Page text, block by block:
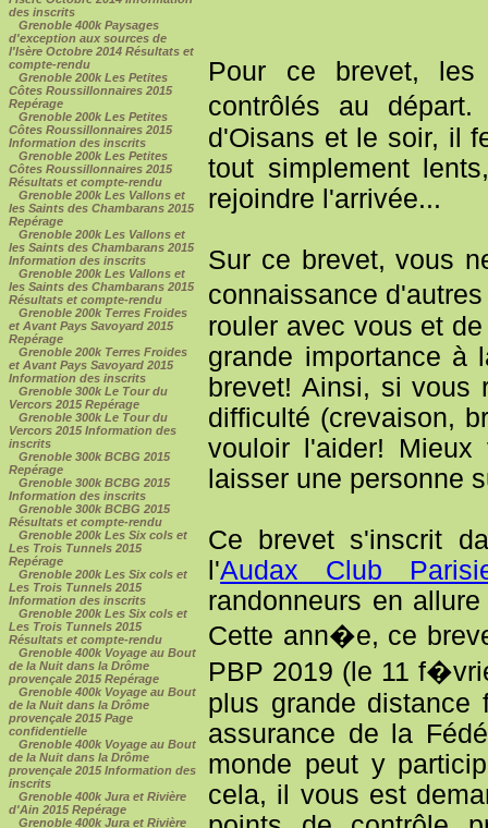
des inscrits
Grenoble 400k Paysages
d'exception aux sources de
l'Isère Octobre 2014 Résultats et
compte-rendu
Grenoble 200k Les Petites
Côtes Roussillonnaires 2015
Repérage
Grenoble 200k Les Petites
Côtes Roussillonnaires 2015
Information des inscrits
Grenoble 200k Les Petites
Côtes Roussillonnaires 2015
Résultats et compte-rendu
Grenoble 200k Les Vallons et
les Saints des Chambarans 2015
Repérage
Grenoble 200k Les Vallons et
les Saints des Chambarans 2015
Information des inscrits
Grenoble 200k Les Vallons et
les Saints des Chambarans 2015
Résultats et compte-rendu
Grenoble 200k Terres Froides
et Avant Pays Savoyard 2015
Repérage
Grenoble 200k Terres Froides
et Avant Pays Savoyard 2015
Information des inscrits
Grenoble 300k Le Tour du
Vercors 2015 Repérage
Grenoble 300k Le Tour du
Vercors 2015 Information des
inscrits
Grenoble 300k BCBG 2015
Repérage
Grenoble 300k BCBG 2015
Information des inscrits
Grenoble 300k BCBG 2015
Résultats et compte-rendu
Grenoble 200k Les Six cols et
Les Trois Tunnels 2015
Repérage
Grenoble 200k Les Six cols et
Les Trois Tunnels 2015
Information des inscrits
Grenoble 200k Les Six cols et
Les Trois Tunnels 2015
Résultats et compte-rendu
Grenoble 400k Voyage au Bout
de la Nuit dans la Drôme
provençale 2015 Repérage
Grenoble 400k Voyage au Bout
de la Nuit dans la Drôme
provençale 2015 Page
confidentielle
Grenoble 400k Voyage au Bout
de la Nuit dans la Drôme
provençale 2015 Information des
inscrits
Grenoble 400k Jura et Rivière
d'Ain 2015 Repérage
Grenoble 400k Jura et Rivière
Pour ce brevet, les
contrôlés au
d'Oisans et le soir, il
tout simplement
rejoindre l'arrivée...
Sur ce brevet, vous
connaissance
rouler avec vous et
grande importance à
brevet! Ainsi, si vous
difficulté (crevaison,
vouloir l'aider!
laisser une personne
Ce brevet s'inscrit
l'Audax Club
randonneurs en
Cette ann�e, ce
PBP 2019 (le 11
plus grande distance
assurance de la
monde peut y
cela, il vous est